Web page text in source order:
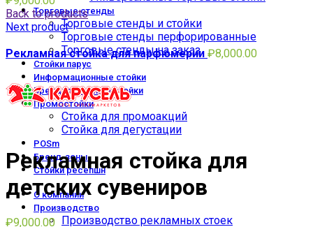
Торговые стенды
Торговые стенды и стойки
Торговые стенды перфорированные
Торговые стенды на заказ
Стойки парус
Информационные стойки
Брендированные стойки
Промостойки
Стойка для промоакций
Стойка для дегустации
POSm
Бренд-зоны
Стойки ресепшн
О компании
Производство
Производство рекламных стоек
Back to products
Next product
Рекламная стойка для парфюмерии ₽8,000.00
Рекламная стойка для
детских сувениров
₽9,000.00